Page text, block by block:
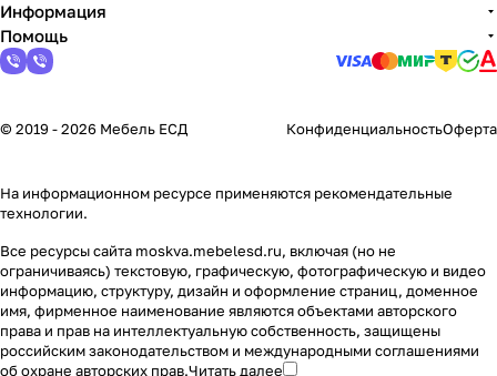
Информация
Помощь
© 2019 - 2026 Мебель ЕСД КонфиденциальностьОферта
На информационном ресурсе применяются рекомендательные
технологии.
Все ресурсы сайта moskva.mebelesd.ru, включая (но не
ограничиваясь) текстовую, графическую, фотографическую и видео
информацию, структуру, дизайн и оформление страниц, доменное
имя, фирменное наименование являются объектами авторского
права и прав на интеллектуальную собственность, защищены
российским законодательством и международными соглашениями
об охране авторских прав.Читать далее